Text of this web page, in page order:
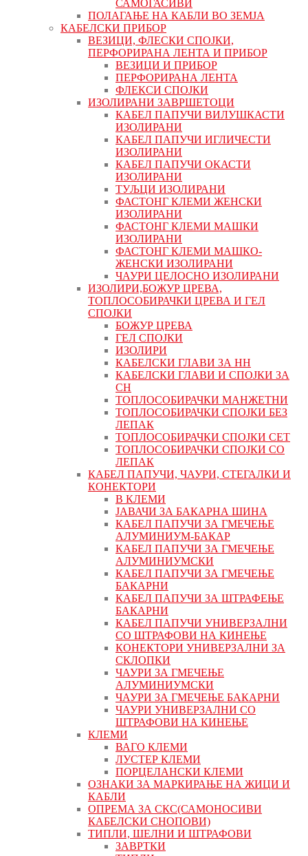
САМОГАСИВИ
ПОЛАГАЊЕ НА КАБЛИ ВО ЗЕМЈА
КАБЕЛСКИ ПРИБОР
ВЕЗИЦИ, ФЛЕСКИ СПОЈКИ,
ПЕРФОРИРАНА ЛЕНТА И ПРИБОР
ВЕЗИЦИ И ПРИБОР
ПЕРФОРИРАНА ЛЕНТА
ФЛЕКСИ СПОЈКИ
ИЗОЛИРАНИ ЗАВРШЕТОЦИ
КАБЕЛ ПАПУЧИ ВИЛУШКАСТИ
ИЗОЛИРАНИ
КАБЕЛ ПАПУЧИ ИГЛИЧЕСТИ
ИЗОЛИРАНИ
КАБЕЛ ПАПУЧИ ОКАСТИ
ИЗОЛИРАНИ
ТУЉЦИ ИЗОЛИРАНИ
ФАСТОНГ КЛЕМИ ЖЕНСКИ
ИЗОЛИРАНИ
ФАСТОНГ КЛЕМИ МАШКИ
ИЗОЛИРАНИ
ФАСТОНГ КЛЕМИ МАШКO-
ЖЕНСКИ ИЗОЛИРАНИ
ЧАУРИ ЦЕЛОСНО ИЗОЛИРАНИ
ИЗОЛИРИ,БОЖУР ЦРЕВА,
ТОПЛОСОБИРАЧКИ ЦРЕВА И ГЕЛ
СПОЈКИ
БОЖУР ЦРЕВА
ГЕЛ СПОЈКИ
ИЗОЛИРИ
КАБЕЛСКИ ГЛАВИ ЗА НН
КАБЕЛСКИ ГЛАВИ И СПОЈКИ ЗА
СН
ТОПЛОСОБИРАЧКИ МАНЖЕТНИ
ТОПЛОСОБИРАЧКИ СПОЈКИ БЕЗ
ЛЕПАК
ТОПЛОСОБИРАЧКИ СПОЈКИ СЕТ
ТОПЛОСОБИРАЧКИ СПОЈКИ СО
ЛЕПАК
КАБЕЛ ПАПУЧИ, ЧАУРИ, СТЕГАЛКИ И
КОНЕКТОРИ
В КЛЕМИ
ЈАВАЧИ ЗА БАКАРНА ШИНА
КАБЕЛ ПАПУЧИ ЗА ГМЕЧЕЊЕ
АЛУМИНИУМ-БАКАР
КАБЕЛ ПАПУЧИ ЗА ГМЕЧЕЊЕ
АЛУМИНИУМСКИ
КАБЕЛ ПАПУЧИ ЗА ГМЕЧЕЊЕ
БАКАРНИ
КАБЕЛ ПАПУЧИ ЗА ШТРАФЕЊЕ
БАКАРНИ
КАБЕЛ ПАПУЧИ УНИВЕРЗАЛНИ
СО ШТРАФОВИ НА КИНЕЊЕ
КОНЕКТОРИ УНИВЕРЗАЛНИ ЗА
СКЛОПКИ
ЧАУРИ ЗА ГМЕЧЕЊЕ
АЛУМИНИУМСКИ
ЧАУРИ ЗА ГМЕЧЕЊЕ БАКАРНИ
ЧАУРИ УНИВЕРЗАЛНИ СО
ШТРАФОВИ НА КИНЕЊЕ
КЛЕМИ
ВАГО КЛЕМИ
ЛУСТЕР КЛЕМИ
ПОРЦЕЛАНСКИ КЛЕМИ
ОЗНАКИ ЗА МАРКИРАЊЕ НА ЖИЦИ И
КАБЛИ
ОПРЕМА ЗА СКС(САМОНОСИВИ
КАБЕЛСКИ СНОПОВИ)
ТИПЛИ, ШЕЛНИ И ШТРАФОВИ
ЗАВРТКИ